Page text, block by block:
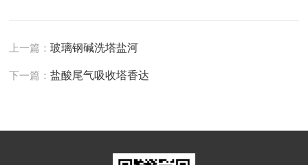
上一篇：玻璃钢碱洗塔盐河
下一篇：盐酸尾气吸收塔香达